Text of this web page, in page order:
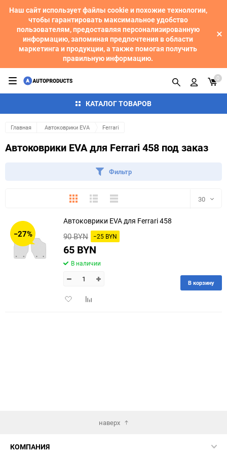
Наш сайт использует файлы cookie и похожие технологии,
чтобы гарантировать максимальное удобство
пользователям, предоставляя персонализированную
информацию, запоминая предпочтения в области
маркетинга и продукции, а также помогая получить
правильную информацию.
КАТАЛОГ ТОВАРОВ
0
Главная Автоковрики EVA Ferrari
Автоковрики EVA для Ferrari 458 под заказ
Фильтр
ПлиткаПодробноКомпактно 30
150
−27%
Автоковрики EVA для Ferrari 458
90 BYN −25 BYN
65 BYN
В наличии
ДобавитьДобавить
В корзину
наверх
КОМПАНИЯ